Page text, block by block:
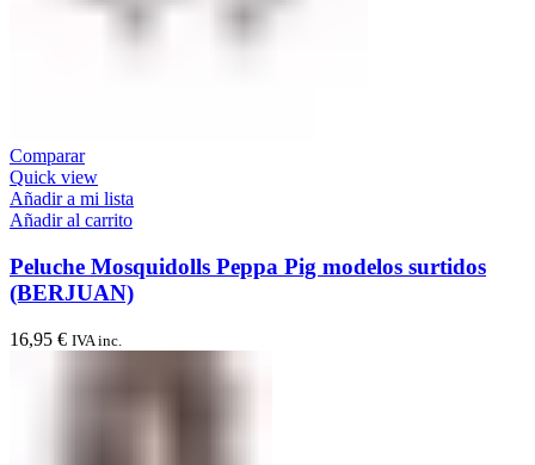
Comparar
Quick view
Añadir a mi lista
Añadir al carrito
Peluche Mosquidolls Peppa Pig modelos surtidos
(BERJUAN)
16,95 € IVA inc.